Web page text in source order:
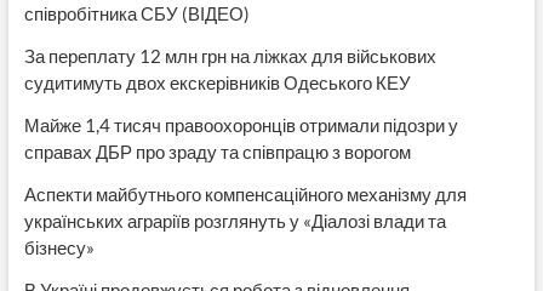
співробітника СБУ (ВІДЕО)
За переплату 12 млн грн на ліжках для військових
судитимуть двох екскерівників Одеського КЕУ
Майже 1,4 тисяч правоохоронців отримали підозри у
справах ДБР про зраду та співпрацю з ворогом
Аспекти майбутнього компенсаційного механізму для
українських аграріїв розглянуть у «Діалозі влади та
бізнесу»